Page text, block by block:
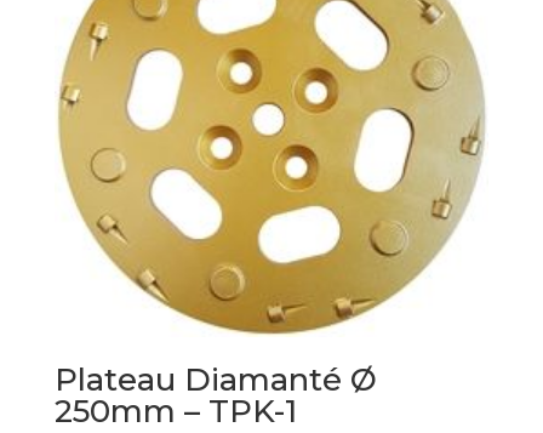
Plateau Diamanté Ø
250mm – TPK-1